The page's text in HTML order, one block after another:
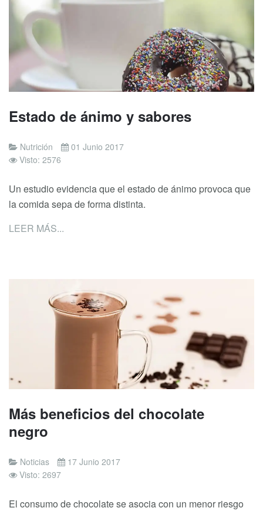
Estado de ánimo y sabores
Nutrición
01 Junio 2017
Visto: 2576
Un estudio evidencia que el estado de ánimo provoca que
la comida sepa de forma distinta.
LEER MÁS...
Más beneficios del chocolate
negro
Noticias
17 Junio 2017
Visto: 2697
El consumo de chocolate se asocia con un menor riesgo